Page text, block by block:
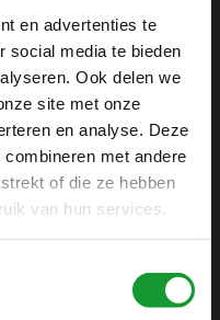
en advertenties te
social media te bieden
Ook delen we
site met onze
en analyse. Deze
met andere
of die ze hebben
van hun services.
24
32 80
32 80